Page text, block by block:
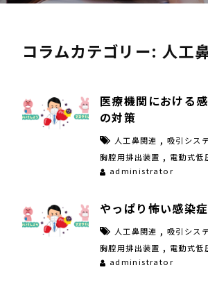
コラムカテゴリー: 人工
医療機関における
の対策
人工鼻関連 ,吸引シス
胸腔用排出装置 , 電動式低
administrator
やっぱり怖い感染症
人工鼻関連 ,吸引シス
胸腔用排出装置 , 電動式低
administrator